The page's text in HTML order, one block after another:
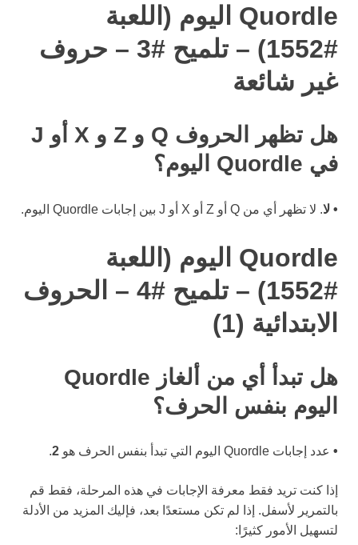
Quordle اليوم (اللعبة
#1552) – تلميح #3 – حروف
غير شائعة
هل تظهر الحروف Q و Z و X أو J
في Quordle اليوم؟
• لا. لا تظهر أي من Q أو Z أو X أو J بين إجابات Quordle اليوم.
Quordle اليوم (اللعبة
#1552) – تلميح #4 – الحروف
الابتدائية (1)
هل تبدأ أي من ألغاز Quordle
اليوم بنفس الحرف؟
• عدد إجابات Quordle اليوم التي تبدأ بنفس الحرف هو 2
.
إذا كنت تريد فقط معرفة الإجابات في هذه المرحلة، فقط قم
بالتمرير لأسفل. إذا لم تكن مستعدًا بعد، فإليك المزيد من الأدلة
لتسهيل الأمور كثيرًا: